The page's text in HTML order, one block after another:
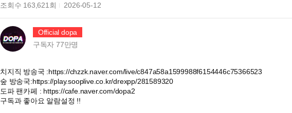
조회수 163,621 회 2026-05-12
Official dopa
구독자77만명
치지직 방송국 :https://chzzk.naver.com/live/c847a58a1599988f6154446c75366523
숲 방송국:https://play.sooplive.co.kr/drexpp/281589320
도파 팬카페 : https://cafe.naver.com/dopa2
구독과 좋아요 알람설정 !!